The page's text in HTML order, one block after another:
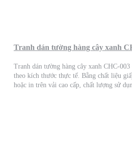
Tranh dán tường hàng cây xanh
Tranh dán tường hàng cây xanh CHC-
theo kích thước thực tế. Bằng chất liệu
hoặc in trên vải cao cấp, chất lượng sử